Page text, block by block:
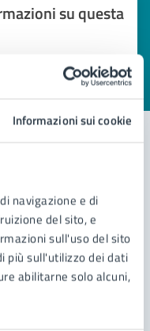
Informazioni sui cookie
navigazione e di
del sito, e
sull'uso del sito
più sull'utilizzo dei dati
abilitarne solo alcuni,
su questa